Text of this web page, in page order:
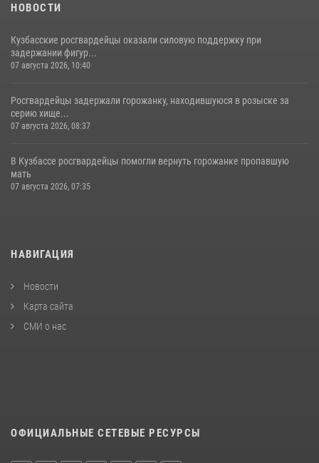
НОВОСТИ
Кузбасские росгвардейцы оказали силовую поддержку при
задержании фигур...
07 августа 2026, 10:40
Росгвардейцы задержали горожанку, находившуюся в розыске за
серию хище...
07 августа 2026, 08:37
В Кузбассе росгвардейцы помогли вернуть горожанке пропавшую
мать
07 августа 2026, 07:35
НАВИГАЦИЯ
Новости
Карта сайта
СМИ о нас
ОФИЦИАЛЬНЫЕ СЕТЕВЫЕ РЕСУРСЫ